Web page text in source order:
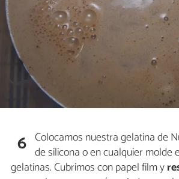
6 Colocamos nuestra gelatina de
de silicona o en cualquier molde
gelatinas. Cubrimos con papel film y